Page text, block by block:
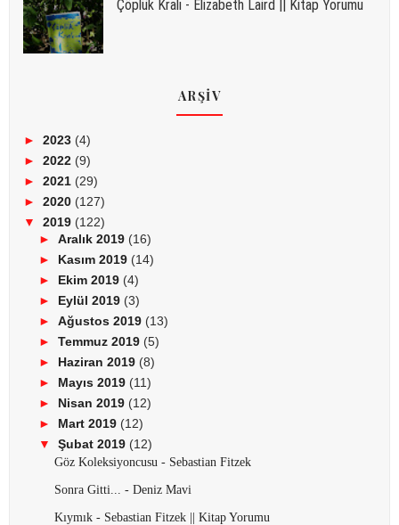
Çöplük Kralı - Elizabeth Laird || Kitap Yorumu
ARŞİV
► 2023 (4)
► 2022 (9)
► 2021 (29)
► 2020 (127)
▼ 2019 (122)
► Aralık 2019 (16)
► Kasım 2019 (14)
► Ekim 2019 (4)
► Eylül 2019 (3)
► Ağustos 2019 (13)
► Temmuz 2019 (5)
► Haziran 2019 (8)
► Mayıs 2019 (11)
► Nisan 2019 (12)
► Mart 2019 (12)
▼ Şubat 2019 (12)
Göz Koleksiyoncusu - Sebastian Fitzek
Sonra Gitti... - Deniz Mavi
Kıymık - Sebastian Fitzek || Kitap Yorumu